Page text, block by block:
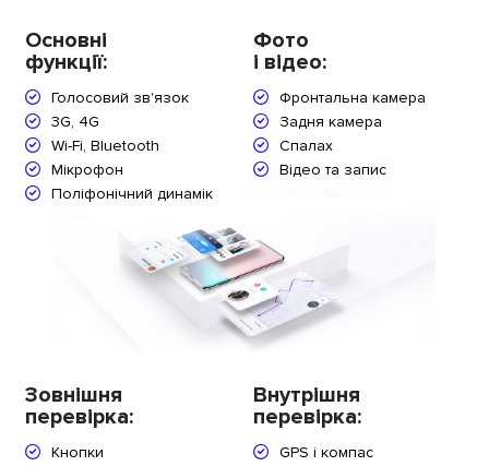
Основні
функції:
Голосовий зв'язок
3G, 4G
Wi-Fi, Bluetooth
Мікрофон
Поліфонічний динамік
Фото
і відео:
Фронтальна камера
Задня камера
Спалах
Відео та запис
Зовнішня
перевірка:
Кнопки
Внутрішня
перевірка:
GPS і компас